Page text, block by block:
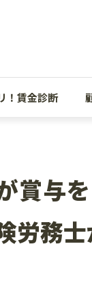
！賃金診断
賞与
労務